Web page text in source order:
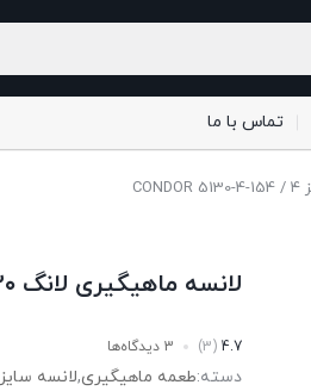
تماس با ما
لانسه ماهیگیری لانگ ۲۰ گرم سایز ۴ / CONDOR 5130-4-154
4.7
(3) 3 دیدگاه‌ها
دسته:طعمه ماهیگیری,لانسه سایز ۴